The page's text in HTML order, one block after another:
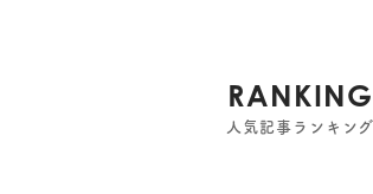
RANKING
人気記事ランキング